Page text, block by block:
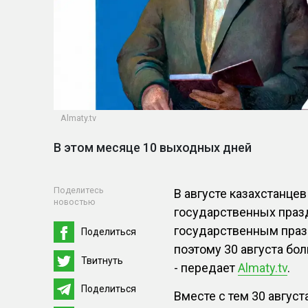
Almaty.tv
В этом месяце 10 выходных дней
Поделитесь
новостью
Поделиться
Твитнуть
Поделиться
В августе
государственных
государственным
поэтому 30 августа
- передаетAlmaty.tv.
Вместе с тем 30